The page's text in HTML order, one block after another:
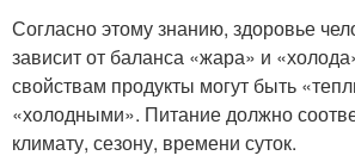
Согласно этому знанию, здоровье
зависит от баланса «жара» и
свойствам продукты могут быть
«холодными». Питание должно
климату, сезону, времени суток.